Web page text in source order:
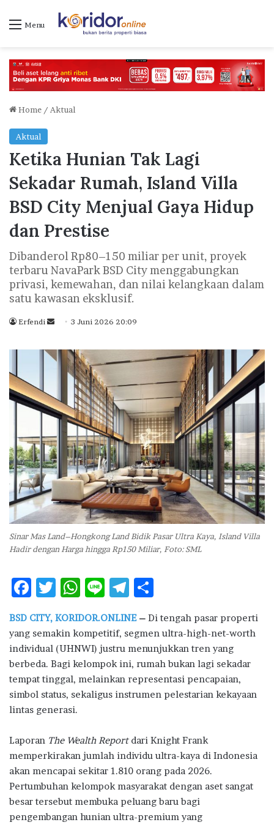
Menu
Home / Aktual
Aktual
Ketika Hunian Tak Lagi
Sekadar Rumah, Island Villa
BSD City Menjual Gaya Hidup
dan Prestise
Dibanderol Rp80–150 miliar per unit, proyek
terbaru NavaPark BSD City menggabungkan
privasi, kemewahan, dan nilai kelangkaan dalam
satu kawasan eksklusif.
Erfendi
n
n
e
a
i
l
3 Juni 2026 20:09
Sinar Mas Land–Hongkong Land Bidik Pasar Ultra Kaya, Island Villa
Hadir dengan Harga hingga Rp150 Miliar, Foto: SML
F
e
b
o
o
k
T
it
te
r
W
at
s
A
p
p
Li
e
T
e
g
ra
m
ar
e
BSD CITY, KORIDOR.ONLINE– Di tengah pasar properti
yang semakin kompetitif, segmen ultra-high-net-worth
individual (UHNWI) justru menunjukkan tren yang
berbeda. Bagi kelompok ini, rumah bukan lagi sekadar
tempat tinggal, melainkan representasi pencapaian,
simbol status, sekaligus instrumen pelestarian kekayaan
lintas generasi.
Laporan The Wealth Reportdari Knight Frank
memperkirakan jumlah individu ultra-kaya di Indonesia
akan mencapai sekitar 1.810 orang pada 2026.
Pertumbuhan kelompok masyarakat dengan aset sangat
besar tersebut membuka peluang baru bagi
pengembangan hunian ultra-premium yang